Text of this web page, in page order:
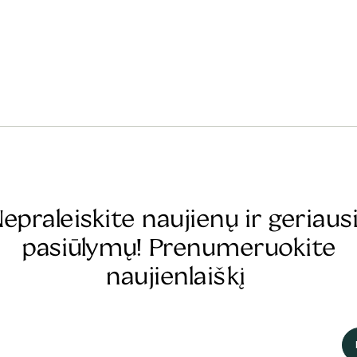
naujienų ir
pasiūlymų! Prenumeruokite
naujienlaiškį